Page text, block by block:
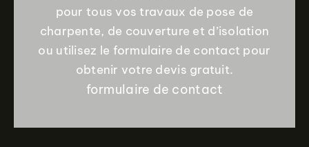
pour tous vos travaux de pose de
charpente, de couverture et d’isolation
ou utilisez le formulaire de contact pour
obtenir votre devis gratuit.
formulaire de contact